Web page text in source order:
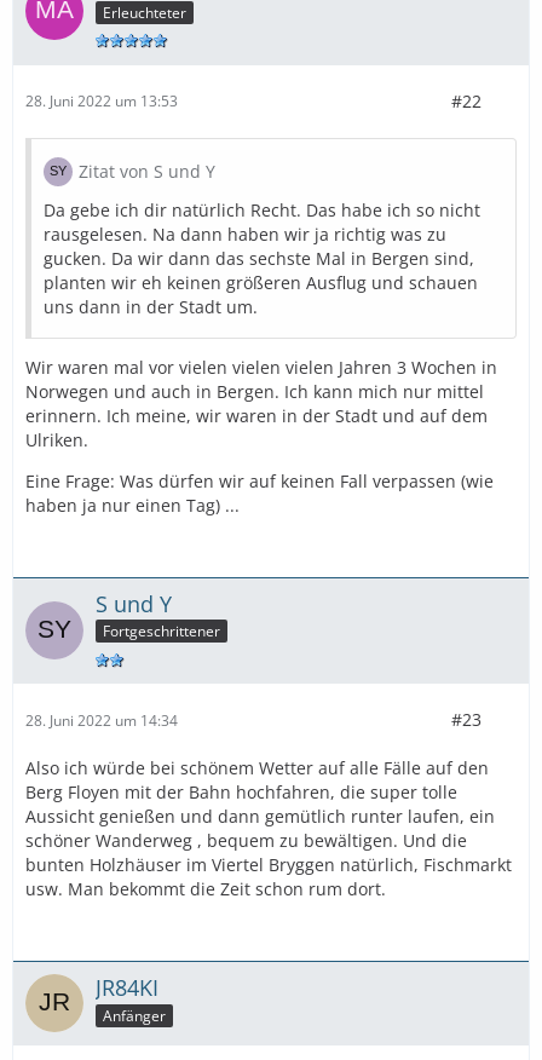
Erleuchteter
28. Juni 2022 um 13:53 #22
Zitat von S und Y
Da gebe ich dir natürlich Recht. Das habe ich so nicht
rausgelesen. Na dann haben wir ja richtig was zu
gucken. Da wir dann das sechste Mal in Bergen sind,
planten wir eh keinen größeren Ausflug und schauen
uns dann in der Stadt um.
Wir waren mal vor vielen vielen vielen Jahren 3 Wochen in
Norwegen und auch in Bergen. Ich kann mich nur mittel
erinnern. Ich meine, wir waren in der Stadt und auf dem
Ulriken.
Eine Frage: Was dürfen wir auf keinen Fall verpassen (wie
haben ja nur einen Tag) ...
S und Y
Fortgeschrittener
28. Juni 2022 um 14:34 #23
Also ich würde bei schönem Wetter auf alle Fälle auf den
Berg Floyen mit der Bahn hochfahren, die super tolle
Aussicht genießen und dann gemütlich runter laufen, ein
schöner Wanderweg , bequem zu bewältigen. Und die
bunten Holzhäuser im Viertel Bryggen natürlich, Fischmarkt
usw. Man bekommt die Zeit schon rum dort.
JR84KI
Anfänger